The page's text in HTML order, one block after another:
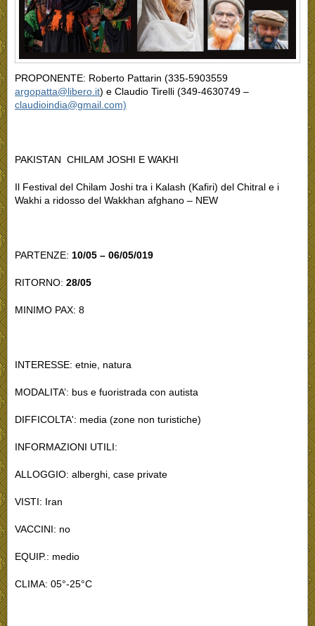
PROPONENTE: Roberto Pattarin (335-5903559
argopatta@libero.it) e Claudio Tirelli (349-4630749 –
claudioindia@gmail.com)
PAKISTAN CHILAM JOSHI E WAKHI
Il Festival del Chilam Joshi tra i Kalash (Kafiri) del Chitral e i
Wakhi a ridosso del Wakkhan afghano – NEW
PARTENZE: 10/05 – 06/05/019
RITORNO: 28/05
MINIMO PAX: 8
INTERESSE: etnie, natura
MODALITA’: bus e fuoristrada con autista
DIFFICOLTA': media (zone non turistiche)
INFORMAZIONI UTILI:
ALLOGGIO: alberghi, case private
VISTI: Iran
VACCINI: no
EQUIP.: medio
CLIMA: 05°-25°C